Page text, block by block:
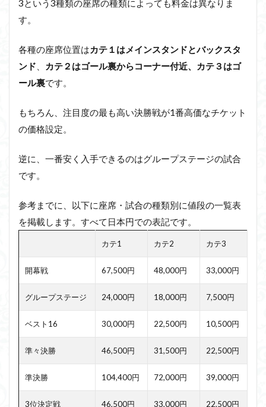
3という3種類の座席の種類によっても料金は異なりま
す。
各種の座席位置はカテ１はメインスタンドとバックスタ
ンド
カテ２はゴール裏からコーナー付近、カテ３はゴ
ール裏です。
もちろん、注目度の最も高い決勝戦が1番高価なチケット
の価格設定。
逆に、一番安く入手できるのはグループステージの試合
です。
参考までに、以下に座席・試合の種類別に値段の一覧表
を掲載します。すべて日本円での表記です。
カテ1 カテ2 カテ3
開幕戦 67,500円 48,000円 33,000円
グループステージ 24,000円 18,000円 7,500円
ベスト16 30,000円 22,500円 10,500円
準々決勝 46,500円 31,500円 22,500円
準決勝 104,400円 72,000円 39,000円
3位決定戦 46,500円 33,000円 22,500円